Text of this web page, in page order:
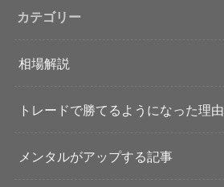
カテゴリー
相場解説
トレードで勝てるようになった理由
メンタルがアップする記事